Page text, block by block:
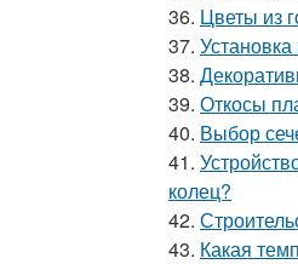
36. Цветы из
37.
38.
39. Откосы
40. Выбор
41.
колец?
42.
43. Какая